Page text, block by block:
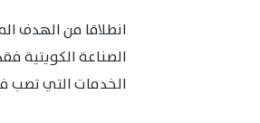
الصناعة الكويتية
الخدمات التي تصب